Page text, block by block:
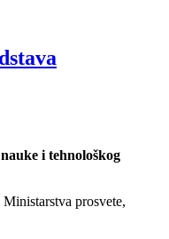
i tehnološkog
prosvete,